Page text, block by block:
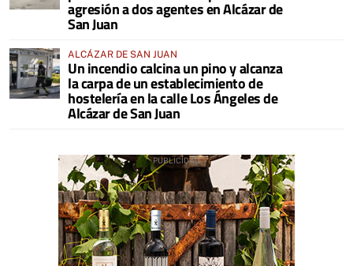
agresión a dos agentes en Alcázar de
San Juan
ALCÁZAR DE SAN JUAN
Un incendio calcina un pino y alcanza
la carpa de un establecimiento de
hostelería en la calle Los Ángeles de
Alcázar de San Juan